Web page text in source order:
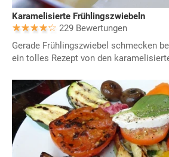
Karamelisierte Frühlingszwiebeln
229 Bewertungen
Gerade Frühlingszwiebel schmecken
ein tolles Rezept von den